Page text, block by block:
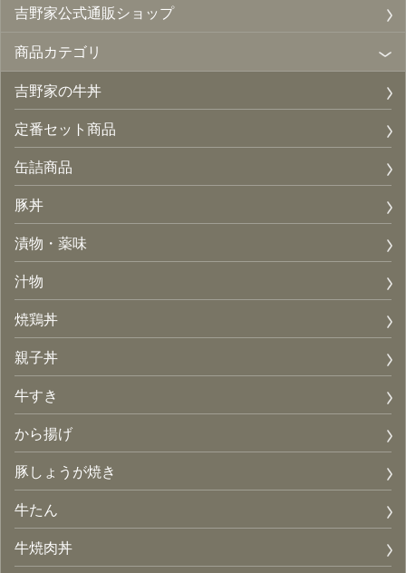
吉野家公式通販ショップ
商品カテゴリ
吉野家の牛丼
定番セット商品
缶詰商品
豚丼
漬物・薬味
汁物
焼鶏丼
親子丼
牛すき
から揚げ
豚しょうが焼き
牛たん
牛焼肉丼